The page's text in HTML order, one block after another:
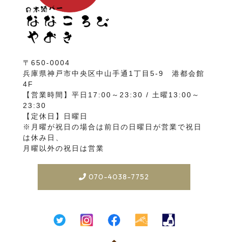
〒650-0004
兵庫県神戸市中央区中山手通1丁目5-9 港都会館
4F
【営業時間】平日17:00～23:30 / 土曜13:00～
23:30
【定休日】日曜日
※月曜が祝日の場合は前日の日曜日が営業で祝日
は休み日、
月曜以外の祝日は営業
070-4038-7752